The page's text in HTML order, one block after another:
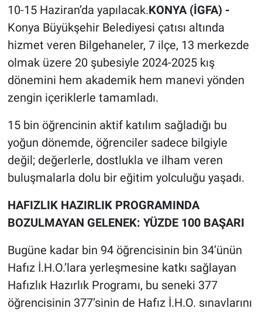
10-15 Haziran’da yapılacak.KONYA (İGFA) -
Konya Büyükşehir Belediyesi çatısı altında
hizmet veren Bilgehaneler, 7 ilçe, 13 merkezde
olmak üzere 20 şubesiyle 2024-2025 kış
dönemini hem akademik hem manevi yönden
zengin içeriklerle tamamladı.
15 bin öğrencinin aktif katılım sağladığı bu
yoğun dönemde, öğrenciler sadece bilgiyle
değil; değerlerle, dostlukla ve ilham veren
buluşmalarla dolu bir eğitim yolculuğu yaşadı.
HAFIZLIK HAZIRLIK PROGRAMINDA
BOZULMAYAN GELENEK: YÜZDE 100 BAŞARI
Bugüne kadar bin 94 öğrencisinin bin 34’ünün
Hafız İ.H.O.’lara yerleşmesine katkı sağlayan
Hafızlık Hazırlık Programı, bu seneki 377
öğrencisinin 377’sinin de Hafız İ.H.O. sınavlarını